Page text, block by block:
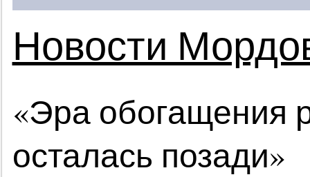
Новости
«Эра обогащения
осталась позади»